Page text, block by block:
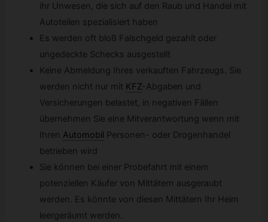
ihr Unwesen, die sich auf den Raub und Handel mit
Autoteilen spezialisiert haben
Es werden oft bloß Falschgeld gezahlt oder
ungedeckte Schecks ausgestellt
Keine Abmeldung Ihres verkauften Fahrzeugs. Sie
werden nicht nur mit KFZ-Abgaben und
Versicherungen belastet, in negativen Fällen
übernehmen Sie eine Mitverantwortung wenn mit
Ihren Automobil Personen- oder Drogenhandel
betrieben wird
Sie können bei einer Probefahrt mit einem
potenziellen Käufer von Mittätern ausgeraubt
werden. Es könnte von diesen Mittätern Ihr Heim
leergeräumt werden.